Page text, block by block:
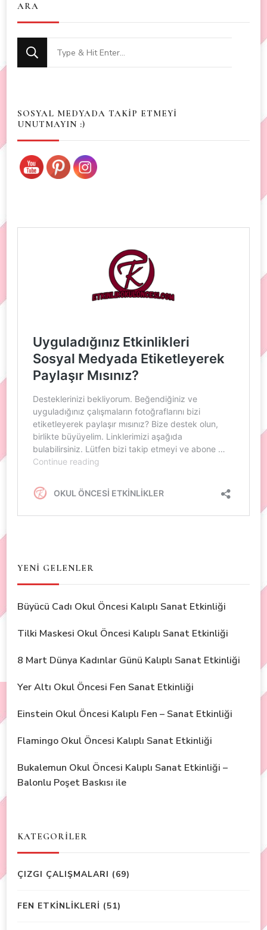
ARA
Looking
for
SOSYAL MEDYADA TAKİP ETMEYİ
UNUTMAYIN :)
YENİ GELENLER
Büyücü Cadı Okul Öncesi Kalıplı Sanat Etkinliği
Tilki Maskesi Okul Öncesi Kalıplı Sanat Etkinliği
8 Mart Dünya Kadınlar Günü Kalıplı Sanat Etkinliği
Yer Altı Okul Öncesi Fen Sanat Etkinliği
Einstein Okul Öncesi Kalıplı Fen – Sanat Etkinliği
Flamingo Okul Öncesi Kalıplı Sanat Etkinliği
Bukalemun Okul Öncesi Kalıplı Sanat Etkinliği –
Balonlu Poşet Baskısı ile
KATEGORİLER
ÇIZGI ÇALIŞMALARI (69)
FEN ETKİNLİKLERİ (51)